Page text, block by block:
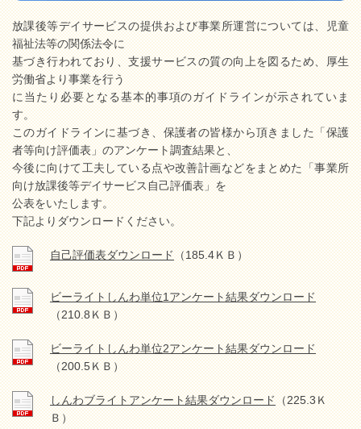
放課後等デイサービスの提供および事業所運営については、児童
福祉法等の関係法令に
基づき行われており、支援サービスの質の向上を図るため、厚生
労働省より事業を行う
に当たり必要となる基本的事項のガイドラインが示されていま
す。
このガイドラインに基づき、保護者の皆様から頂きました「保護
者等向け評価表」のアンケート調査結果と、
今後に向けて工夫している点や改善計画などをまとめた「事業所
向け放課後等デイサービス自己評価表」を
公表をいたします。
下記よりダウンロードください。
自己評価表ダウンロード（185.4ＫＢ）
ビーライトしんわ単位1アンケート結果ダウンロード
（210.8ＫＢ）
ビーライトしんわ単位2アンケート結果ダウンロード
（200.5ＫＢ）
しんわブライトアンケート結果ダウンロード（225.3Ｋ
Ｂ）